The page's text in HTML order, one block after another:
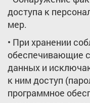
доступа к
мер.
• При хранении
обеспечивающие
данных и
к ним доступ
программное